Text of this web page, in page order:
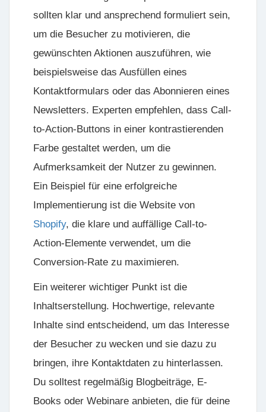
sollten klar und ansprechend formuliert sein,
um die Besucher zu motivieren, die
gewünschten Aktionen auszuführen, wie
beispielsweise das Ausfüllen eines
Kontaktformulars oder das Abonnieren eines
Newsletters. Experten empfehlen, dass Call-
to-Action-Buttons in einer kontrastierenden
Farbe gestaltet werden, um die
Aufmerksamkeit der Nutzer zu gewinnen.
Ein Beispiel für eine erfolgreiche
Implementierung ist die Website von
Shopify, die klare und auffällige Call-to-
Action-Elemente verwendet, um die
Conversion-Rate zu maximieren.
Ein weiterer wichtiger Punkt ist die
Inhaltserstellung. Hochwertige, relevante
Inhalte sind entscheidend, um das Interesse
der Besucher zu wecken und sie dazu zu
bringen, ihre Kontaktdaten zu hinterlassen.
Du solltest regelmäßig Blogbeiträge, E-
Books oder Webinare anbieten, die für deine